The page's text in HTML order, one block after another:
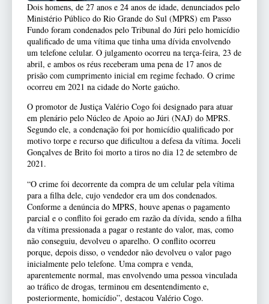
Dois homens, de 27 anos e 24 anos de idade, denunciados pelo
Ministério Público do Rio Grande do Sul (MPRS) em Passo
Fundo foram condenados pelo Tribunal do Júri pelo homicídio
qualificado de uma vítima que tinha uma dívida envolvendo
um telefone celular. O julgamento ocorreu na terça-feira, 23 de
abril, e ambos os réus receberam uma pena de 17 anos de
prisão com cumprimento inicial em regime fechado. O crime
ocorreu em 2021 na cidade do Norte gaúcho.
O promotor de Justiça Valério Cogo foi designado para atuar
em plenário pelo Núcleo de Apoio ao Júri (NAJ) do MPRS.
Segundo ele, a condenação foi por homicídio qualificado por
motivo torpe e recurso que dificultou a defesa da vítima. Joceli
Gonçalves de Brito foi morto a tiros no dia 12 de setembro de
2021.
“O crime foi decorrente da compra de um celular pela vítima
para a filha dele, cujo vendedor era um dos condenados.
Conforme a denúncia do MPRS, houve apenas o pagamento
parcial e o conflito foi gerado em razão da dívida, sendo a filha
da vítima pressionada a pagar o restante do valor, mas, como
não conseguiu, devolveu o aparelho. O conflito ocorreu
porque, depois disso, o vendedor não devolveu o valor pago
inicialmente pelo telefone. Uma compra e venda,
aparentemente normal, mas envolvendo uma pessoa vinculada
ao tráfico de drogas, terminou em desentendimento e,
posteriormente, homicídio”, destacou Valério Cogo.